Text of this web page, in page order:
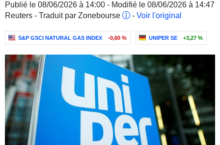
Publié le 08/06/2026 à 14:00 - Modifié le 08/06/2026 à 14:47
Reuters - Traduit par Zonebourse
- Voir l'original
S&P GSCI NATURAL GAS INDEX -0,60 % UNIPER SE +3,27 %